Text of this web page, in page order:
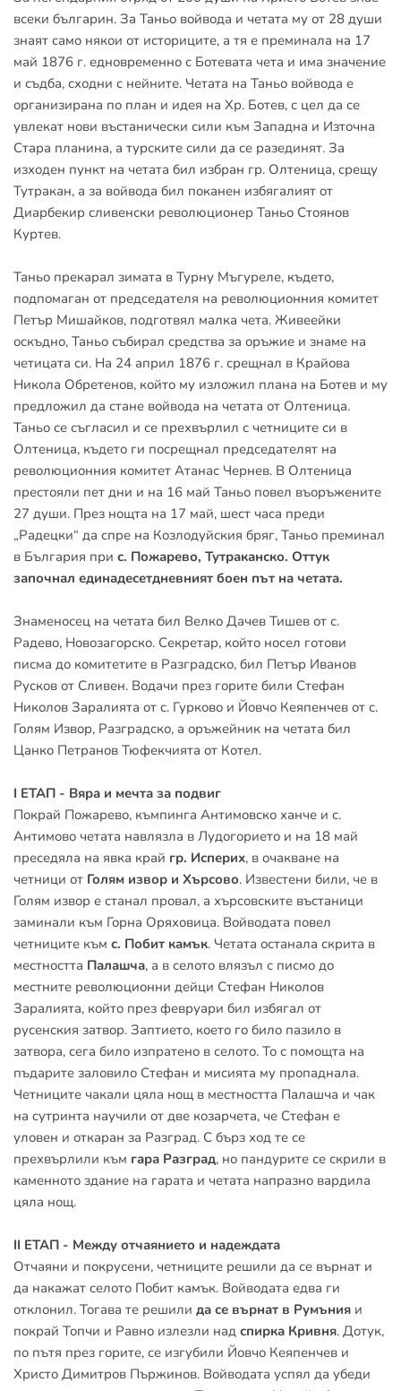
всеки българин. За Таньо войвода и четата му от 28 души
знаят само някои от историците, а тя е преминала на 17
май 1876 г. едновременно с Ботевата чета и има значение
и съдба, сходни с нейните. Четата на Таньо войвода е
организирана по план и идея на Хр. Ботев, с цел да се
увлекат нови въстанически сили към Западна и Източна
Стара планина, а турските сили да се разединят. За
изходен пункт на четата бил избран гр. Олтеница, срещу
Тутракан, а за войвода бил поканен избягалият от
Диарбекир сливенски революционер Таньо Стоянов
Куртев.
Таньо прекарал зимата в Турну Мъгуреле, където,
подпомаган от председателя на революционния комитет
Петър Мишайков, подготвял малка чета. Живеейки
оскъдно, Таньо събирал средства за оръжие и знаме на
четицата си. На 24 април 1876 г. срещнал в Крайова
Никола Обретенов, който му изложил плана на Ботев и му
предложил да стане войвода на четата от Олтеница.
Таньо се съгласил и се прехвърлил с четниците си в
Олтеница, където ги посрещнал председателят на
революционния комитет Атанас Чернев. В Олтеница
престояли пет дни и на 16 май Таньо повел въоръжените
27 души. През нощта на 17 май, шест часа преди
„Радецки“ да спре на Козлодуйския бряг, Таньо преминал
в България при с. Пожарево, Тутраканско. Оттук
започнал единадесетдневният боен път на четата.
Знаменосец на четата бил Велко Дачев Тишев от с.
Радево, Новозагорско. Секретар, който носел готови
писма до комитетите в Разградско, бил Петър Иванов
Русков от Сливен. Водачи през горите били Стефан
Николов Заралията от с. Гурково и Йовчо Кеяпенчев от с.
Голям Извор, Разградско, а оръжейник на четата бил
Цанко Петранов Тюфекчията от Котел.
I ЕТАП - Вяра и мечта за подвиг
Покрай Пожарево, къмпинга Антимовско ханче и с.
Антимово четата навлязла в Лудогорието и на 18 май
преседяла на явка край гр. Исперих, в очакване на
четници от Голям извор и Хърсово. Известени били, че в
Голям извор е станал провал, а хърсовските въстаници
заминали към Горна Оряховица. Войводата повел
четниците към с. Побит камък. Четата останала скрита в
местността Палашча, а в селото влязъл с писмо до
местните революционни дейци Стефан Николов
Заралията, който през февруари бил избягал от
русенския затвор. Заптието, което го било пазило в
затвора, сега било изпратено в селото. То с помощта на
пъдарите заловило Стефан и мисията му пропаднала.
Четниците чакали цяла нощ в местността Палашча и чак
на сутринта научили от две козарчета, че Стефан е
уловен и откаран за Разград. С бърз ход те се
прехвърлили към гара Разград, но пандурите се скрили в
каменното здание на гарата и четата напразно вардила
цяла нощ.
II ЕТАП - Между отчаянието и надеждата
Отчаяни и покрусени, четниците решили да се върнат и
да накажат селото Побит камък. Войводата едва ги
отклонил. Тогава те решили да се върнат в Румъния и
покрай Топчи и Равно излезли над спирка Кривня. Дотук,
по пътя през горите, се изгубили Йовчо Кеяпенчев и
Христо Димитров Пържинов. Войводата успял да убеди